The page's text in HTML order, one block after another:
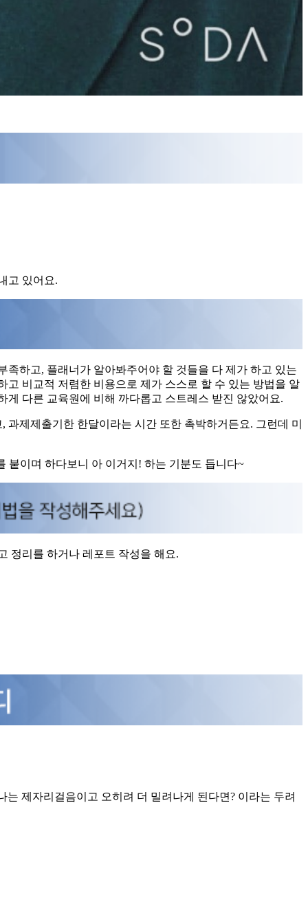
고 있어요.
하고, 플래너가 알아봐주어야 할 것들을 다 제가 하고 있는
비교적 저렴한 비용으로 제가 스스로 할 수 있는 방법을 알
다른 교육원에 비해 까다롭고 스트레스 받진 않았어요.
제제출기한 한달이라는 시간 또한 촉박하거든요. 그런데 미
붙이며 하다보니 아 이거지! 하는 기분도 듭니다~
정리를 하거나 레포트 작성을 해요.
제자리걸음이고 오히려 더 밀려나게 된다면? 이라는 두려